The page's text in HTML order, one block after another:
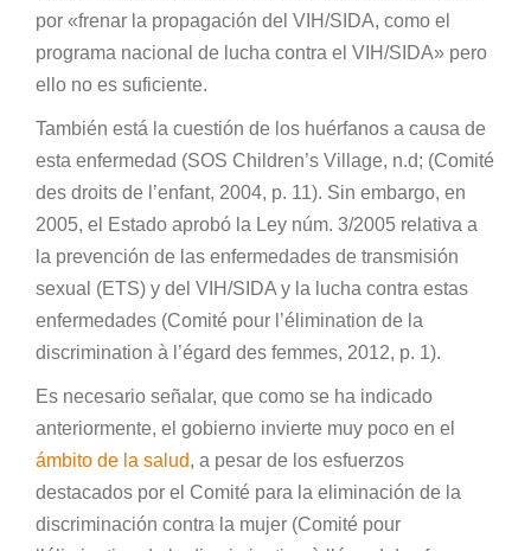
por «frenar la propagación del VIH/SIDA, como el
programa nacional de lucha contra el VIH/SIDA» pero
ello no es suficiente.
También está la cuestión de los huérfanos a causa de
esta enfermedad (SOS Children’s Village, n.d; (Comité
des droits de l’enfant, 2004, p. 11). Sin embargo, en
2005, el Estado aprobó la Ley núm. 3/2005 relativa a
la prevención de las enfermedades de transmisión
sexual (ETS) y del VIH/SIDA y la lucha contra estas
enfermedades (Comité pour l’élimination de la
discrimination à l’égard des femmes, 2012, p. 1).
Es necesario señalar, que como se ha indicado
anteriormente, el gobierno invierte muy poco en el
ámbito de la salud, a pesar de los esfuerzos
destacados por el Comité para la eliminación de la
discriminación contra la mujer (Comité pour